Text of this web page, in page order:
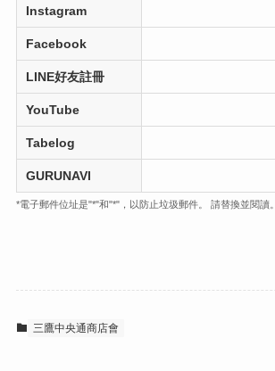
Instagram
Facebook
LINE好友註冊
YouTube
Tabelog
GURUNAVI
*電子郵件位址是"*"和"*"，以防止垃圾郵件。 請替換並閱讀。
三鷹中央通商店會